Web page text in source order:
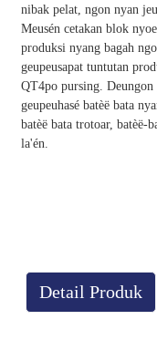
nibak pelat, ngon nyan
Meusén cetakan blok
produksi nyang bagah
geupeusapat tuntutan
QT4po pursing. Deungon
geupeuhasé batèë bata
batèë bata trotoar, batèë-
la'én.
Detail Produk